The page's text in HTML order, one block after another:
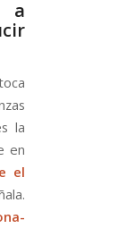
a
la
en
el